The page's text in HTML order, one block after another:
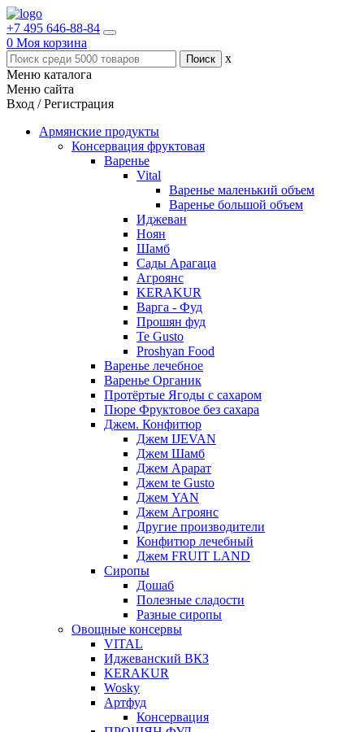
+7 495 646-88-84
0 Моя корзина
x
Меню каталога
Меню сайта
Вход / Регистрация
Армянские продукты
Консервация фруктовая
Варенье
Vital
Варенье маленький объем
Варенье большой объем
Иджеван
Ноян
Шамб
Сады Арагаца
Агроянс
KERAKUR
Варга - Фуд
Прошян фуд
Te Gusto
Proshyan Food
Варенье лечебное
Варенье Органик
Протёртые Ягоды с сахаром
Пюре Фруктовое без сахара
Джем. Конфитюр
Джем IJEVAN
Джем Шамб
Джем Арарат
Джем te Gusto
Джем YAN
Джем Агроянс
Другие производители
Конфитюр лечебный
Джем FRUIT LAND
Сиропы
Дошаб
Полезные сладости
Разные сиропы
Овощные консервы
VITAL
Иджеванский ВКЗ
KERAKUR
Wosky
Артфуд
Консервация